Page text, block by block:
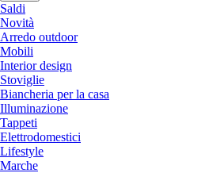
Saldi
Novità
Arredo outdoor
Mobili
Interior design
Stoviglie
Biancheria per la casa
Illuminazione
Tappeti
Elettrodomestici
Lifestyle
Marche